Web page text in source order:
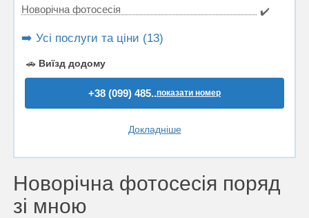
Новорічна фотосесія ✔️
➡️ Усі послуги та ціни (13)
🚗 Виїзд додому
+38 (099) 485..показати номер
Докладніше
Новорічна фотосесія поряд
зі мною